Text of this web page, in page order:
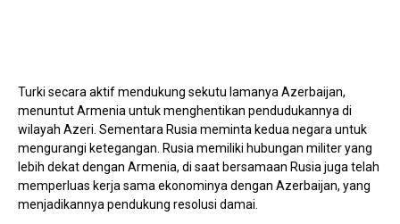
Turki secara aktif mendukung sekutu lamanya Azerbaijan,
menuntut Armenia untuk menghentikan pendudukannya di
wilayah Azeri. Sementara Rusia meminta kedua negara untuk
mengurangi ketegangan. Rusia memiliki hubungan militer yang
lebih dekat dengan Armenia, di saat bersamaan Rusia juga telah
memperluas kerja sama ekonominya dengan Azerbaijan, yang
menjadikannya pendukung resolusi damai.